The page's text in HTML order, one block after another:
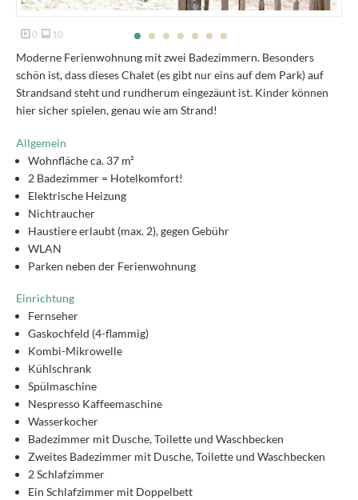
0 10
Moderne Ferienwohnung mit zwei Badezimmern. Besonders
schön ist, dass dieses Chalet (es gibt nur eins auf dem Park) auf
Strandsand steht und rundherum eingezäunt ist. Kinder können
hier sicher spielen, genau wie am Strand!
Allgemein
Wohnfläche ca. 37 m²
2 Badezimmer = Hotelkomfort!
Elektrische Heizung
Nichtraucher
Haustiere erlaubt (max. 2), gegen Gebühr
WLAN
Parken neben der Ferienwohnung
Einrichtung
Fernseher
Gaskochfeld (4-flammig)
Kombi-Mikrowelle
Kühlschrank
Spülmaschine
Nespresso Kaffeemaschine
Wasserkocher
Badezimmer mit Dusche, Toilette und Waschbecken
Zweites Badezimmer mit Dusche, Toilette und Waschbecken
2 Schlafzimmer
Ein Schlafzimmer mit Doppelbett